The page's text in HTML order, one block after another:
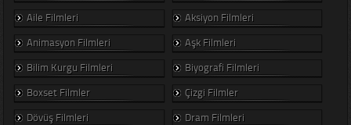
Aile Filmleri
Aksiyon Filmleri
Animasyon Filmleri
Aşk Filmleri
Bilim Kurgu Filmleri
Biyografi Filmleri
Boxset Filmler
Çizgi Filmler
Dövüş Filmleri
Dram Filmleri